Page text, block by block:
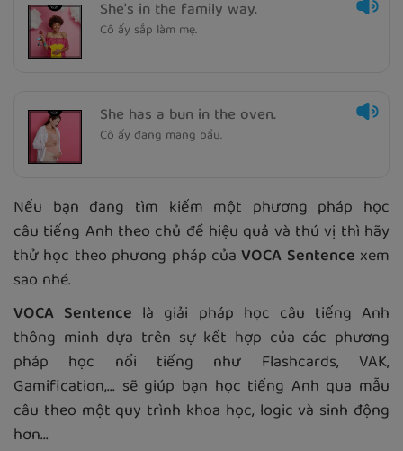
She's in the family way.
Cô ấy sắp làm mẹ.
She has a bun in the oven.
Cô ấy đang mang bầu.
Nếu bạn đang tìm kiếm một phương pháp học
câu tiếng Anh theo chủ đề hiệu quả và thú vị thì hãy
thử học theo phương pháp củaVOCA Sentence xem
sao nhé.
VOCA Sentence là giải pháp học câu tiếng Anh
thông minh dựa trên sự kết hợp của các phương
pháp học nổi tiếng như Flashcards, VAK,
Gamification,... sẽ giúp bạn học tiếng Anh qua mẫu
câu theo một quy trình khoa học, logic và sinh động
hơn...